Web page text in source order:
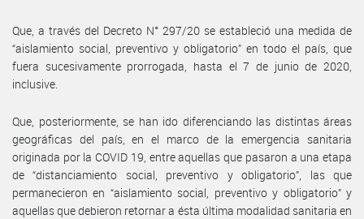
Que, a través del Decreto N° 297/20 se estableció una medida de
“aislamiento social, preventivo y obligatorio” en todo el país, que
fuera sucesivamente prorrogada, hasta el 7 de junio de 2020,
inclusive.
Que, posteriormente, se han ido diferenciando las distintas áreas
geográficas del país, en el marco de la emergencia sanitaria
originada por la COVID 19, entre aquellas que pasaron a una etapa
de “distanciamiento social, preventivo y obligatorio”, las que
permanecieron en “aislamiento social, preventivo y obligatorio” y
aquellas que debieron retornar a ésta última modalidad sanitaria en